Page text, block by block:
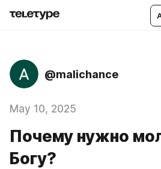
@malichance
May 10, 2025
Почему нужно
Богу?